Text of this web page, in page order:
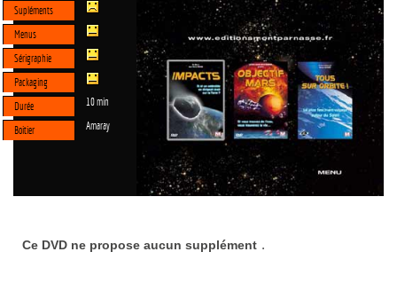
Supléments
Menus
Sérigraphie
Packaging
Durée
10 min
Boitier Amaray
Ce DVD ne propose aucun supplément .